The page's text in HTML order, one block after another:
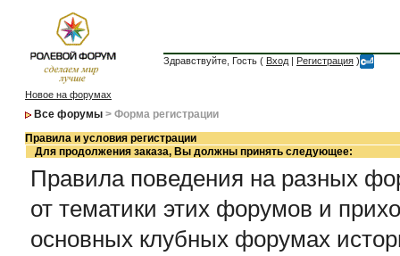
Здравствуйте, Гость ( Вход | Регистрация )
Новое на форумах
Все форумы > Форма регистрации
Правила и условия регистрации
Для продолжения заказа, Вы должны принять следующее:
Правила поведения на разных
от тематики этих форумов и
основных клубных форумах